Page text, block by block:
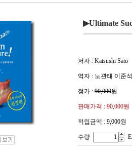
▶Ultimate
저자 : Katsushi Sato
역자 : 노관태 이준석
정가 : 90,000원
판매가격 : 90,000원
적립금액 : 9,000원
수량